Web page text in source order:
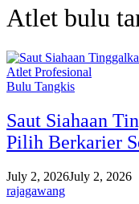
Atlet bulu
Bulu Tangkis
Saut Siahaan
Pilih Berkarier
July 2, 2026July 2, 2026
rajagawang